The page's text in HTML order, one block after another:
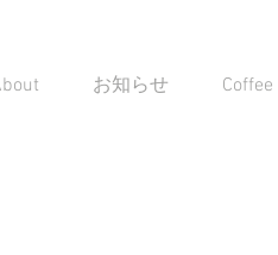
お知らせ Coffee